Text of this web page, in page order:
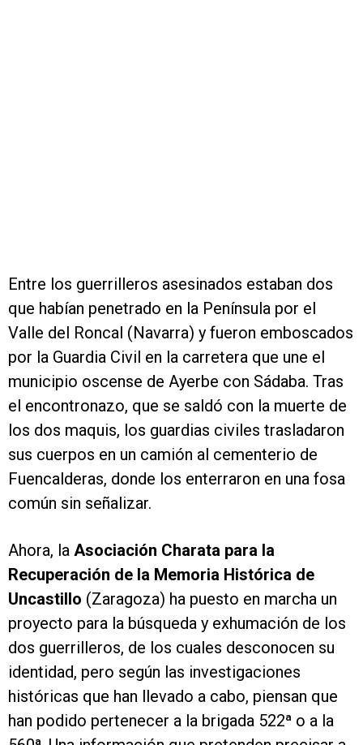
Entre los guerrilleros asesinados estaban dos
que habían penetrado en la Península por el
Valle del Roncal (Navarra) y fueron emboscados
por la Guardia Civil en la carretera que une el
municipio oscense de Ayerbe con Sádaba. Tras
el encontronazo, que se saldó con la muerte de
los dos maquis, los guardias civiles trasladaron
sus cuerpos en un camión al cementerio de
Fuencalderas, donde los enterraron en una fosa
común sin señalizar.
Ahora, la Asociación Charata para la
Recuperación de la Memoria Histórica de
Uncastillo (Zaragoza) ha puesto en marcha un
proyecto para la búsqueda y exhumación de los
dos guerrilleros, de los cuales desconocen su
identidad, pero según las investigaciones
históricas que han llevado a cabo, piensan que
han podido pertenecer a la brigada 522ª o a la